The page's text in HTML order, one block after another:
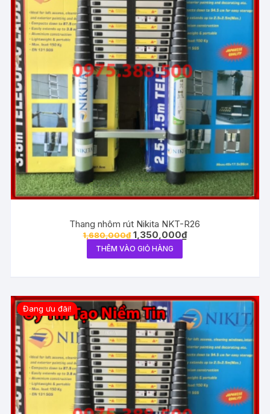
Thang nhôm rút Nikita NKT-R26
1,680,000₫ 1,350,000₫
THÊM VÀO GIỎ HÀNG
Đang ưu đãi!